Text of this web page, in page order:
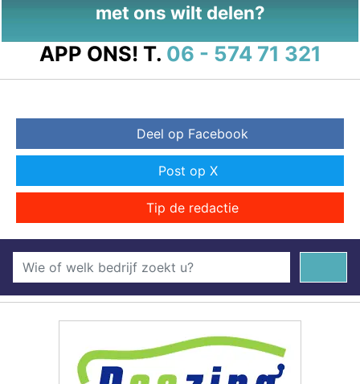
met ons wilt delen?
APP ONS! T. 06 - 574 71 321
Deel op Facebook
Post op X
Tip de redactie